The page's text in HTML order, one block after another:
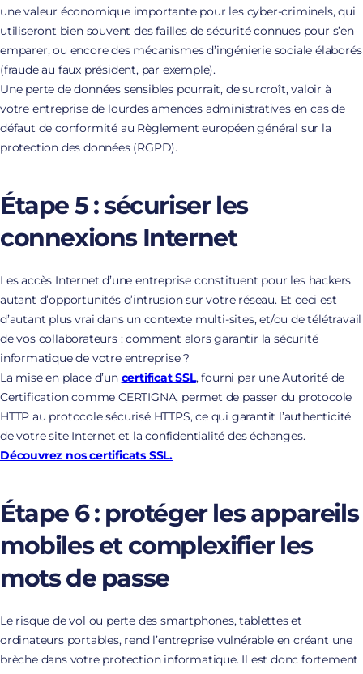
une valeur économique importante pour les cyber-criminels, qui
utiliseront bien souvent des failles de sécurité connues pour s’en
emparer, ou encore des mécanismes d’ingénierie sociale élaborés
(fraude au faux président, par exemple).
Une perte de données sensibles pourrait, de surcroît, valoir à
votre entreprise de lourdes amendes administratives en cas de
défaut de conformité au Règlement européen général sur la
protection des données (RGPD).
Étape 5 : sécuriser les
connexions Internet
Les accès Internet d’une entreprise constituent pour les hackers
autant d’opportunités d’intrusion sur votre réseau. Et ceci est
d’autant plus vrai dans un contexte multi-sites, et/ou de télétravail
de vos collaborateurs : comment alors garantir la sécurité
informatique de votre entreprise ?
La mise en place d’un certificat SSL, fourni par une Autorité de
Certification comme CERTIGNA, permet de passer du protocole
HTTP au protocole sécurisé HTTPS, ce qui garantit l’authenticité
de votre site Internet et la confidentialité des échanges.
Découvrez nos certificats SSL.
Étape 6 : protéger les appareils
mobiles et complexifier les
mots de passe
Le risque de vol ou perte des smartphones, tablettes et
ordinateurs portables, rend l’entreprise vulnérable en créant une
brèche dans votre protection informatique. Il est donc fortement